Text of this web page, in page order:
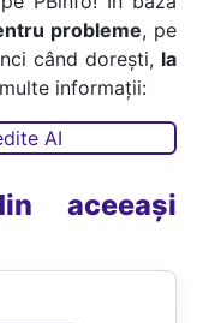
probleme, pe
când dorești, la
informații:
AI
aceeași